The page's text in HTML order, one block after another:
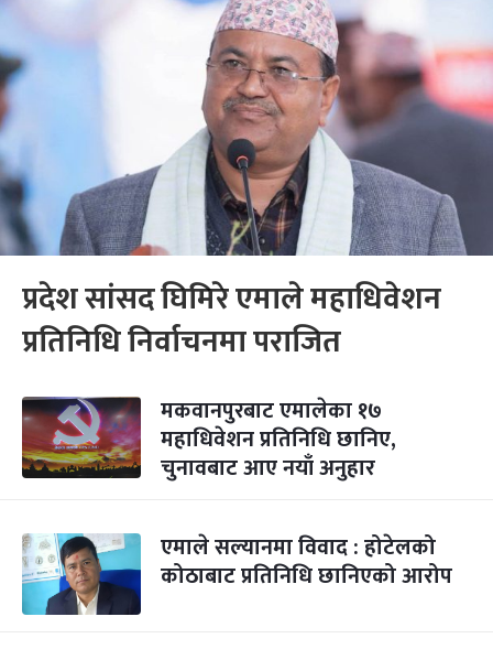
प्रदेश सांसद घिमिरे एमाले महाधिवेशन
प्रतिनिधि निर्वाचनमा पराजित
मकवानपुरबाट एमालेका १७
महाधिवेशन प्रतिनिधि छानिए,
चुनावबाट आए नयाँ अनुहार
एमाले सल्यानमा विवाद : होटेलको
कोठाबाट प्रतिनिधि छानिएको आरोप